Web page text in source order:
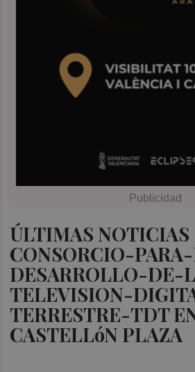
ÚLTIMAS NOTICIAS
CONSORCIO-
DESARROLLO-DE-
TELEVISION-
TERRESTRE-TDT
CASTELLóN PLAZA